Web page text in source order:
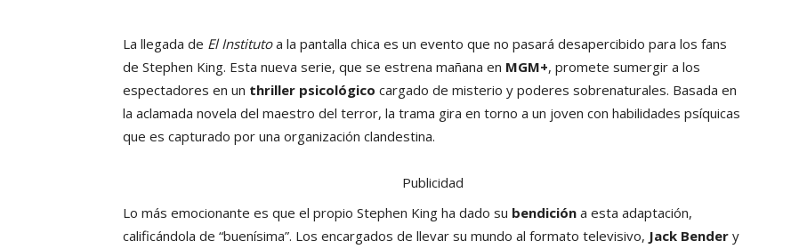
La llegada de El Institutoa la pantalla chica es un evento que no pasará desapercibido para los fans
de Stephen King. Esta nueva serie, que se estrena mañana en MGM+, promete sumergir a los
espectadores en un thriller psicológico cargado de misterio y poderes sobrenaturales. Basada en
la aclamada novela del maestro del terror, la trama gira en torno a un joven con habilidades psíquicas
que es capturado por una organización clandestina.
Publicidad
Lo más emocionante es que el propio Stephen King ha dado su bendición a esta adaptación,
calificándola de “buenísima”. Los encargados de llevar su mundo al formato televisivo, Jack Bender y